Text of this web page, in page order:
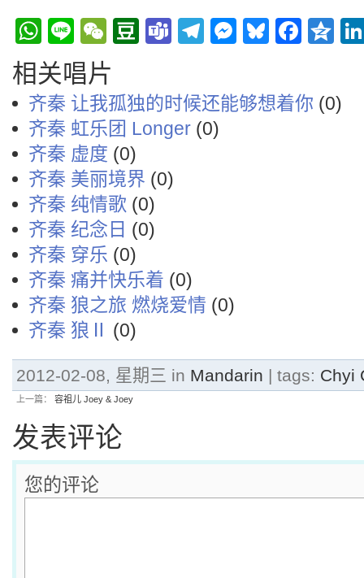
WhatsApp
LineWeChat
Douban
TeamsTelegramBluesky
相关唱片
齐秦 让我孤独的时候还能够想着你 (0)
齐秦 虹乐团 Longer (0)
齐秦 虚度 (0)
齐秦 美丽境界 (0)
齐秦 纯情歌 (0)
齐秦 纪念日 (0)
齐秦 穿乐 (0)
齐秦 痛并快乐着 (0)
齐秦 狼之旅 燃烧爱情 (0)
齐秦 狼Ⅱ (0)
2012-02-08, 星期三 in Mandarin | tags: Chyi
上一篇： 容祖儿 Joey & Joey
发表评论
您的评论